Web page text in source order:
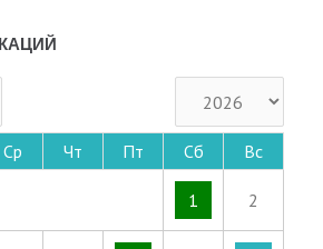
Ср Чт Пт Сб Вс
1 2